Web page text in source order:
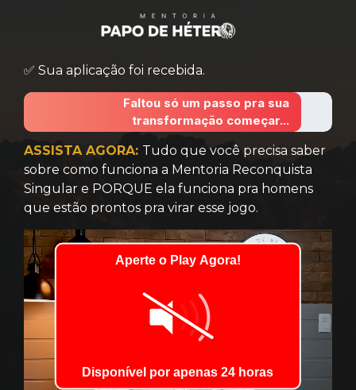
✅ Sua aplicação foi recebida.
Faltou só um passo pra sua
transformação começar...
ASSISTA AGORA: Tudo que você precisa saber
sobre como funciona a Mentoria Reconquista
Singular e PORQUE ela funciona pra homens
que estão prontos pra virar esse jogo.